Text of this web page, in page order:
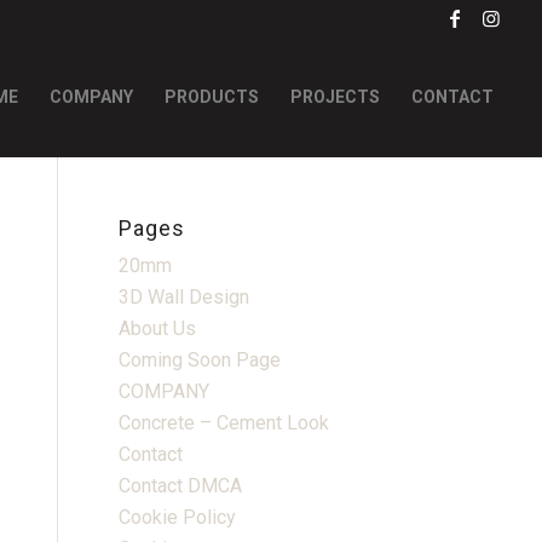
COMPANY PRODUCTS PROJECTS CONTACT
Pages
20mm
3D Wall Design
About Us
Coming Soon Page
COMPANY
Concrete – Cement Look
Contact
Contact DMCA
Cookie Policy